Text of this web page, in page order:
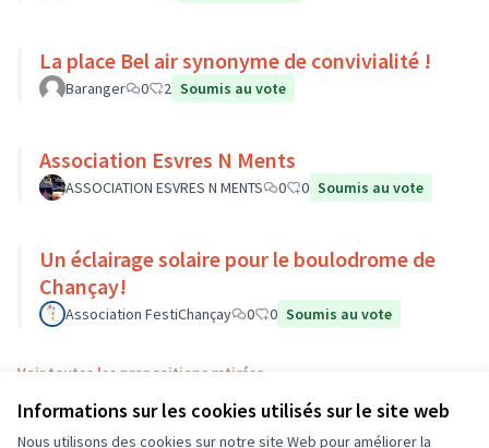
Informations sur les cookies utilisés sur le site web
Nous utilisons des cookies sur notre site Web pour améliorer la
La place Bel air synonyme de convivialité !
Baranger 0 2 Soumis au vote
Association Esvres N Ments
ASSOCIATION ESVRES N MENTS 0 0 Soumis au vote
Un éclairage solaire pour le boulodrome de
Chançay!
Association FestiChançay 0 0 Soumis au vote
Voir toutes les propositions retirées